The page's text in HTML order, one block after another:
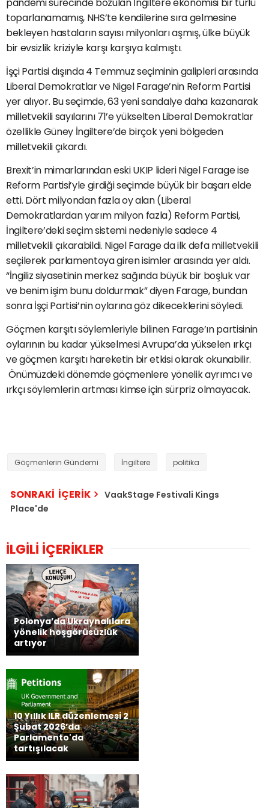
pandemi sürecinde bozulan İngiltere ekonomisi bir türlü
toparlanamamış, NHS’te kendilerine sıra gelmesine
bekleyen hastaların sayısı milyonları aşmış, ülke büyük
bir evsizlik kriziyle karşı karşıya kalmıştı.
İşçi Partisi dışında 4 Temmuz seçiminin galipleri arasında
Liberal Demokratlar ve Nigel Farage’nin Reform Partisi
yer alıyor. Bu seçimde, 63 yeni sandalye daha kazanarak
milletvekili sayılarını 71’e yükselten Liberal Demokratlar
özellikle Güney İngiltere’de birçok yeni bölgeden
milletvekili çıkardı.
Brexit’in mimarlarından eski UKIP lideri Nigel Farage ise
Reform Partisi’yle girdiği seçimde büyük bir başarı elde
etti. Dört milyondan fazla oy alan (Liberal
Demokratlardan yarım milyon fazla) Reform Partisi,
İngiltere’deki seçim sistemi nedeniyle sadece 4
milletvekili çıkarabildi. Nigel Farage da ilk defa milletvekili
seçilerek parlamentoya giren isimler arasında yer aldı.
“İngiliz siyasetinin merkez sağında büyük bir boşluk var
ve benim işim bunu doldurmak” diyen Farage, bundan
sonra İşçi Partisi’nin oylarına göz dikeceklerini söyledi.
Göçmen karşıtı söylemleriyle bilinen Farage’ın partisinin
oylarının bu kadar yükselmesi Avrupa’da yükselen ırkçı
ve göçmen karşıtı hareketin bir etkisi olarak okunabilir.
Önümüzdeki dönemde göçmenlere yönelik ayrımcı ve
ırkçı söylemlerin artması kimse için sürpriz olmayacak.
Göçmenlerin Gündemi İngiltere politika
SONRAKİ İÇERİK
VaakStage Festivali Kings
Place'de
İLGİLİ İÇERİKLER
Polonya’da Ukraynalılara
yönelik hoşgörüsüzlük
artıyor
10 Yıllık ILR düzenlemesi 2
Şubat 2026’da
Parlamento'da
tartışılacak